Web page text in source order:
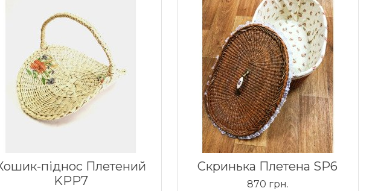
піднос Плетений
KPP7
Скринька Плетена SP6
870 грн.